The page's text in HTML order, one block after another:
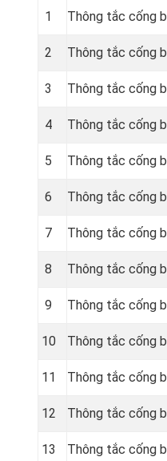
1 Thông tắc cống
2 Thông tắc cống
3 Thông tắc cống
4 Thông tắc cống
5 Thông tắc cống
6 Thông tắc cống
7 Thông tắc cống
8 Thông tắc cống
9 Thông tắc cống
10 Thông tắc cống
11 Thông tắc cống
12 Thông tắc cống
13 Thông tắc cống